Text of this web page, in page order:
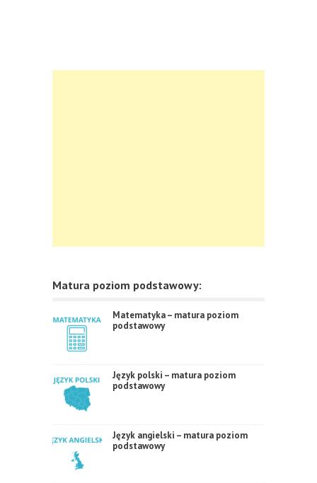
Matura poziom podstawowy:
Matematyka – matura poziom
podstawowy
Język polski – matura poziom
podstawowy
Język angielski – matura poziom
podstawowy